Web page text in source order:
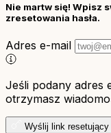
Nie martw się! Wpisz
zresetowania hasła.
Adres e-mail
Jeśli podany adres
otrzymasz
Wyślij link resetujący